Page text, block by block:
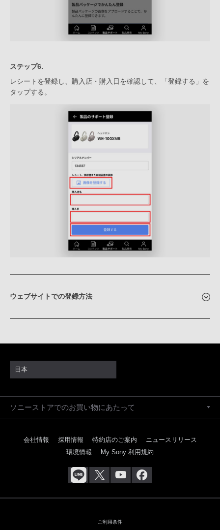
ステップ6.
レシートを登録し、購入店・購入日を確認して、「登録する」を
タップする。
ウェブサイトでの登録方法
日本
ソニーストアでのお買い物にあたって
会社情報 採用情報 特約店のご案内
ニュースリリース
環境情報
My Sony 利用規約
ご利用条件